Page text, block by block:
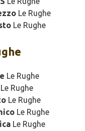
Le Rughe
Le Rughe
Le Rughe
Le Rughe
Le Rughe
Le Rughe
Le Rughe